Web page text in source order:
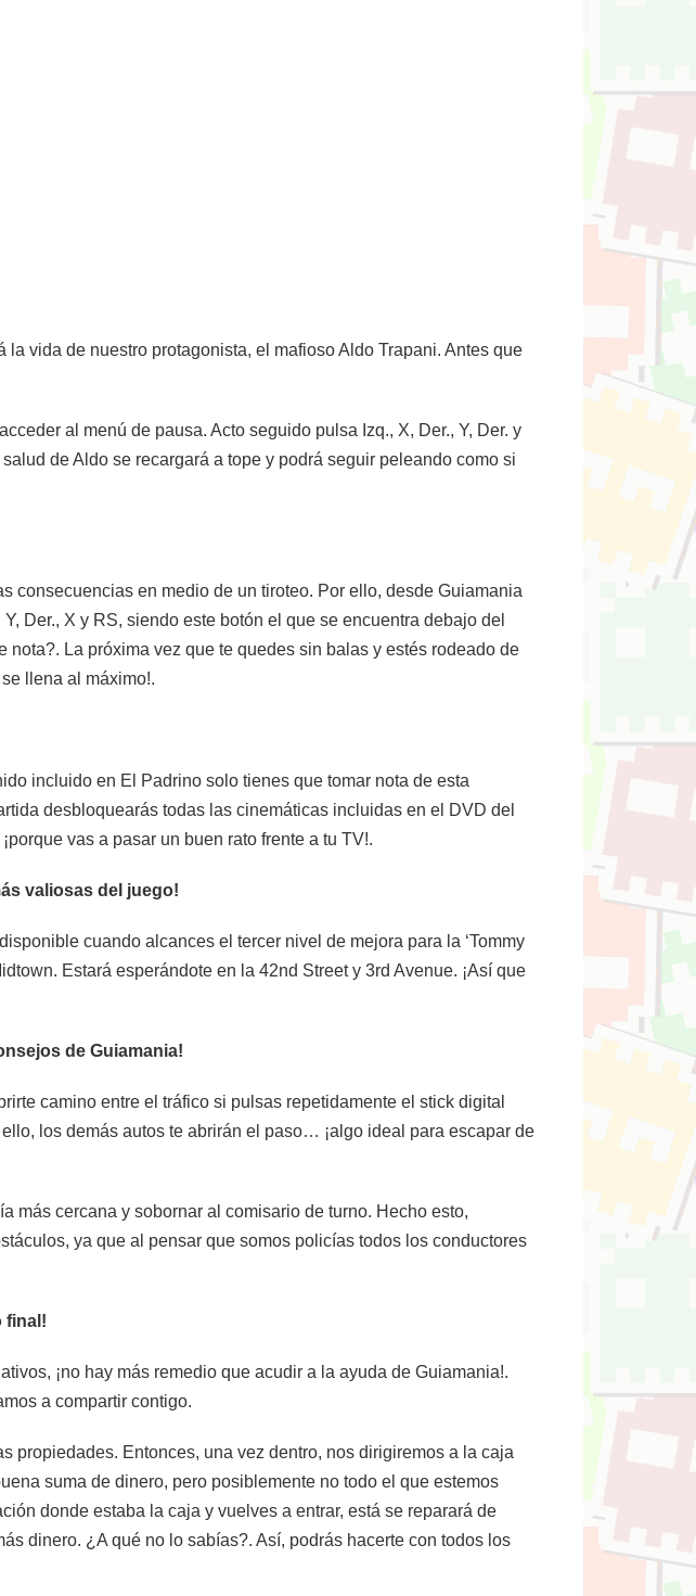
vida de nuestro protagonista, el mafioso Aldo Trapani. Antes que
al menú de pausa. Acto seguido pulsa Izq., X, Der., Y, Der. y
de Aldo se recargará a tope y podrá seguir peleando como si
consecuencias en medio de un tiroteo. Por ello, desde Guiamania
Der., X y RS, siendo este botón el que se encuentra debajo del
La próxima vez que te quedes sin balas y estés rodeado de
llena al máximo!.
incluido en El Padrino solo tienes que tomar nota de esta
desbloquearás todas las cinemáticas incluidas en el DVD del
vas a pasar un buen rato frente a tu TV!.
valiosas del juego!
cuando alcances el tercer nivel de mejora para la ‘Tommy
Estará esperándote en la 42nd Street y 3rd Avenue. ¡Así que
de Guiamania!
camino entre el tráfico si pulsas repetidamente el stick digital
los demás autos te abrirán el paso… ¡algo ideal para escapar de
más cercana y sobornar al comisario de turno. Hecho esto,
ya que al pensar que somos policías todos los conductores
final!
¡no hay más remedio que acudir a la ayuda de Guiamania!.
a compartir contigo.
propiedades. Entonces, una vez dentro, nos dirigiremos a la caja
suma de dinero, pero posiblemente no todo el que estemos
donde estaba la caja y vuelves a entrar, está se reparará de
dinero. ¿A qué no lo sabías?. Así, podrás hacerte con todos los